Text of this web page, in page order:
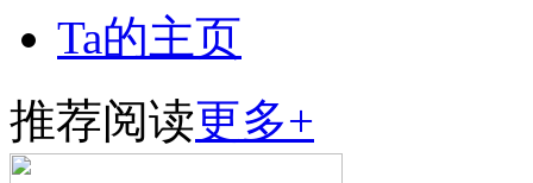
Ta的主页
推荐阅读更多+